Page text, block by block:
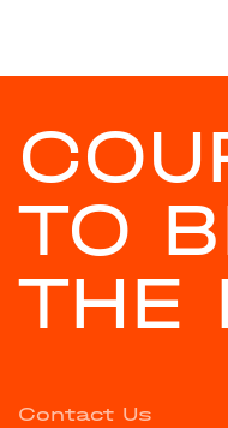
TO
THE
Contact Us